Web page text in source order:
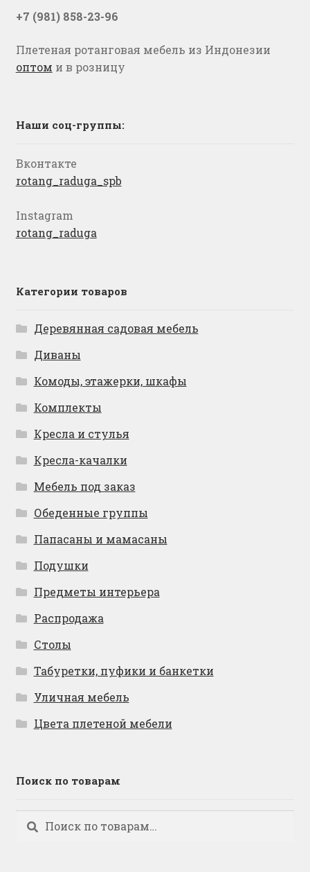
+7 (981) 858-23-96
Плетеная ротанговая мебель из Индонезии
оптом и в розницу
Наши соц-группы:
Вконтакте
rotang_raduga_spb
Instagram
rotang_raduga
Категории товаров
Деревянная садовая мебель
Диваны
Комоды, этажерки, шкафы
Комплекты
Кресла и стулья
Кресла-качалки
Мебель под заказ
Обеденные группы
Папасаны и мамасаны
Подушки
Предметы интерьера
Распродажа
Столы
Табуретки, пуфики и банкетки
Уличная мебель
Цвета плетеной мебели
Поиск по товарам
Искать:
Поиск